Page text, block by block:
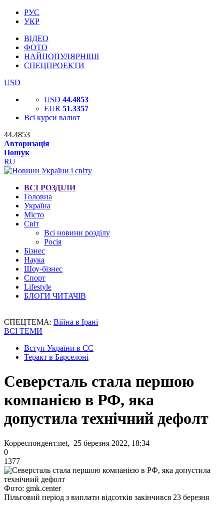
РУС
УКР
ВІДЕО
ФОТО
НАЙПОПУЛЯРНІШІ
СПЕЦПРОЕКТИ
USD
USD 44.4853
EUR 51.3357
Всі курси валют
44.4853
Авторизація
Пошук
RU
ВСІ РОЗДІЛИ
Головна
Україна
Місто
Світ
Всі новини розділу
Росія
Бізнес
Наука
Шоу-бізнес
Спорт
Lifestyle
БЛОГИ ЧИТАЧІВ
СПЕЦТЕМА: Війна в Ірані
ВСІ ТЕМИ
Вступ України в ЄС
Теракт в Барселоні
Северсталь стала першою
компанією в РФ, яка
допустила технічний дефолт
Корреспондент.net, 25 березня 2022, 18:34
0
1377
Фото: gmk.center
Пільговий період з виплати відсотків закінчився 23 березня